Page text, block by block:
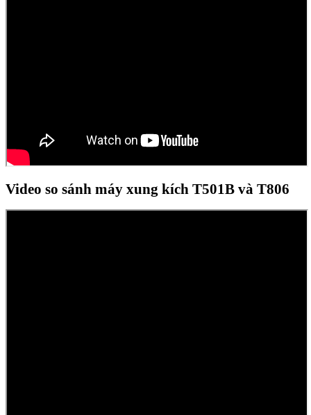
Video so sánh máy xung kích T501B và T806